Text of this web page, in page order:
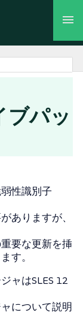
ブパッ
性識別子
ありますが、
要な更新を挿
す。
ャはSLES 12
について説明